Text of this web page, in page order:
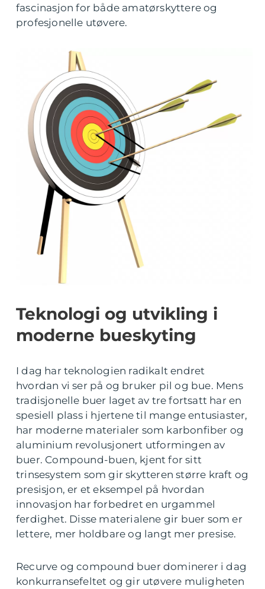
fascinasjon for både amatørskyttere og
profesjonelle utøvere.
Teknologi og utvikling i
moderne bueskyting
I dag har teknologien radikalt endret
hvordan vi ser på og bruker pil og bue. Mens
tradisjonelle buer laget av tre fortsatt har en
spesiell plass i hjertene til mange entusiaster,
har moderne materialer som karbonfiber og
aluminium revolusjonert utformingen av
buer. Compound-buen, kjent for sitt
trinsesystem som gir skytteren større kraft og
presisjon, er et eksempel på hvordan
innovasjon har forbedret en urgammel
ferdighet. Disse materialene gir buer som er
lettere, mer holdbare og langt mer presise.
Recurve og compound buer dominerer i dag
konkurransefeltet og gir utøvere muligheten